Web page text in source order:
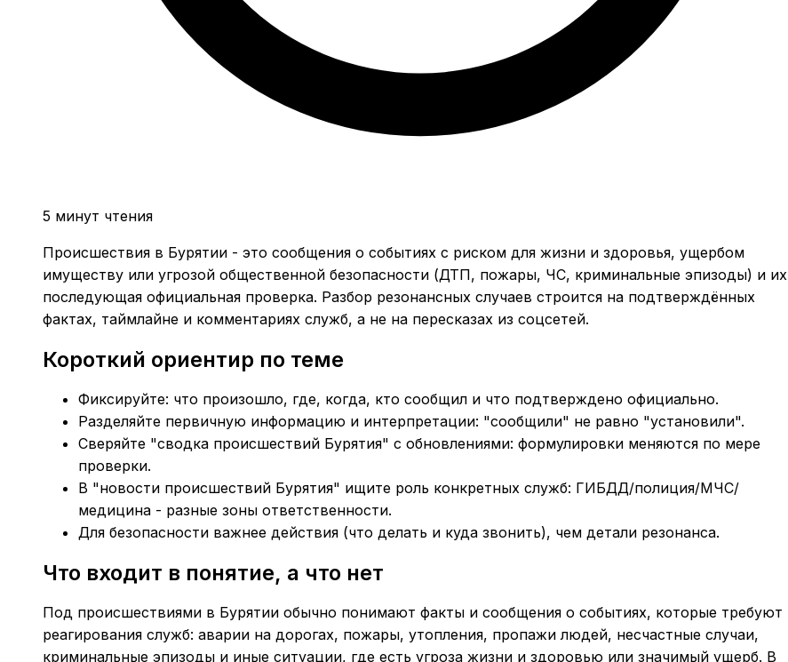
5 минут чтения
Происшествия в Бурятии - это сообщения о событиях с риском для жизни и здоровья, ущербом
имуществу или угрозой общественной безопасности (ДТП, пожары, ЧС, криминальные эпизоды) и их
последующая официальная проверка. Разбор резонансных случаев строится на подтверждённых
фактах, таймлайне и комментариях служб, а не на пересказах из соцсетей.
Короткий ориентир по теме
Фиксируйте: что произошло, где, когда, кто сообщил и что подтверждено официально.
Разделяйте первичную информацию и интерпретации: "сообщили" не равно "установили".
Сверяйте "сводка происшествий Бурятия" с обновлениями: формулировки меняются по мере
проверки.
В "новости происшествий Бурятия" ищите роль конкретных служб: ГИБДД/полиция/МЧС/
медицина - разные зоны ответственности.
Для безопасности важнее действия (что делать и куда звонить), чем детали резонанса.
Что входит в понятие, а что нет
Под происшествиями в Бурятии обычно понимают факты и сообщения о событиях, которые требуют
реагирования служб: аварии на дорогах, пожары, утопления, пропажи людей, несчастные случаи,
криминальные эпизоды и иные ситуации, где есть угроза жизни и здоровью или значимый ущерб. В